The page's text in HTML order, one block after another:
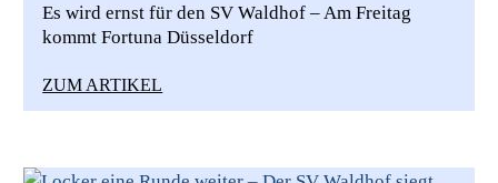
Es wird ernst für den SV Waldhof – Am Freitag
kommt Fortuna Düsseldorf
ZUM ARTIKEL